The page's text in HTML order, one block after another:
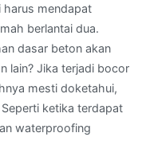
harus mendapat
berlantai dua.
dasar beton akan
lain? Jika terjadi bocor
mesti doketahui,
ketika terdapat
waterproofing